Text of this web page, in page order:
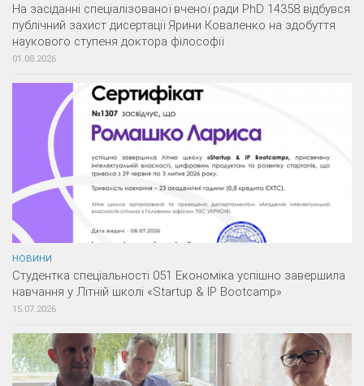
На засіданні спеціалізованої вченої ради PhD 14358 відбувся
публічний захист дисертації Ярини Коваленко на здобуття
наукового ступеня доктора філософії
01.08.2026
НОВИНИ
Студентка спеціальності 051 Економіка успішно завершила
навчання у Літній школі «Startup & IP Bootcamp»
15.07.2026